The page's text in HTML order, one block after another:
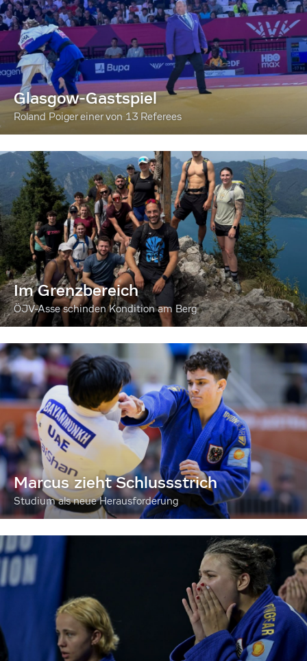
Glasgow-Gastspiel
Roland Poiger einer von 13 Referees
Im Grenzbereich
ÖJV-Asse schinden Kondition am Berg
Marcus zieht Schlussstrich
Studium als neue Herausforderung